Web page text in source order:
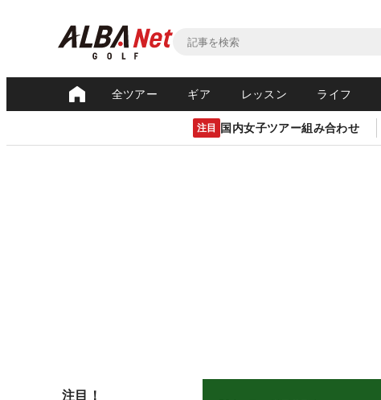
全ツアー ギア レッスン ライフ
注目 国内女子ツアー組み合わせ
注目！